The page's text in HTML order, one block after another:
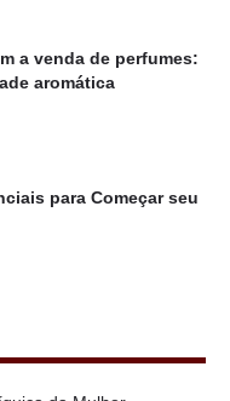
a venda de perfumes:
aromática
para Começar seu